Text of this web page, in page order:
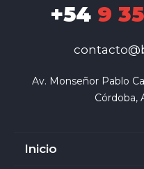
+549
Av. Monseñor Pablo
Córdoba,
Inicio